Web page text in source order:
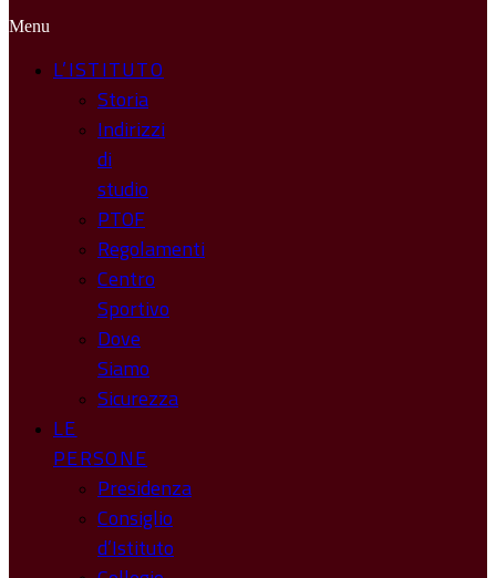
Menu
L’ISTITUTO
Storia
Indirizzi
di
studio
PTOF
Regolamenti
Centro
Sportivo
Dove
Siamo
Sicurezza
LE
PERSONE
Presidenza
Consiglio
d’Istituto